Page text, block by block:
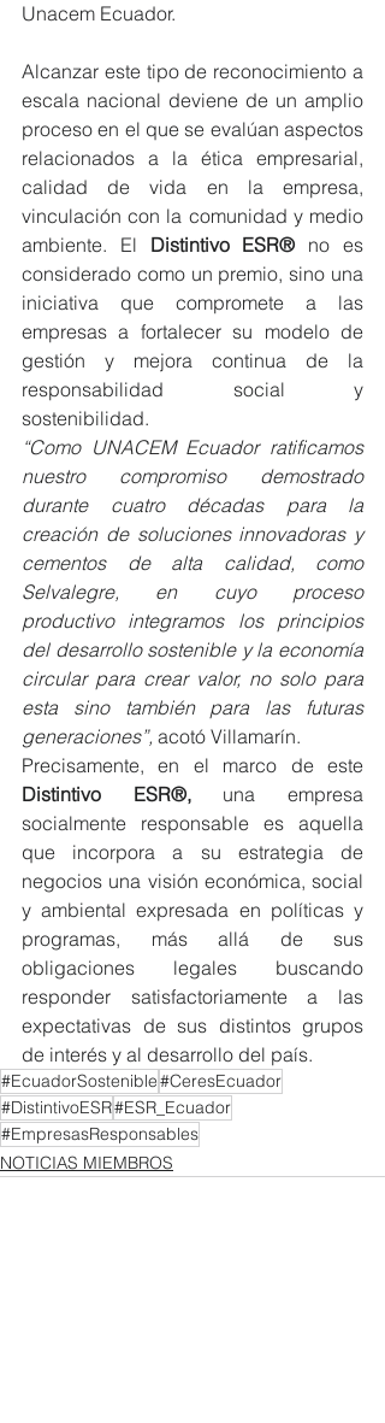
Unacem Ecuador.
Alcanzar este tipo de reconocimiento a
escala nacional deviene de un amplio
proceso en el que se evalúan aspectos
relacionados a la ética empresarial,
calidad de vida en la empresa,
vinculación con la comunidad y medio
ambiente. El Distintivo ESR® no es
considerado como un premio, sino una
iniciativa que compromete a las
empresas a fortalecer su modelo de
gestión y mejora continua de la
responsabilidad social y
sostenibilidad.
“Como UNACEM Ecuador ratificamos
nuestro compromiso demostrado
durante cuatro décadas para la
creación de soluciones innovadoras y
cementos de alta calidad, como
Selvalegre, en cuyo proceso
productivo integramos los principios
del desarrollo sostenible y la economía
circular para crear valor, no solo para
esta sino también para las futuras
generaciones”, acotó Villamarín.
Distintivo ESR®, una empresa
socialmente responsable es aquella
que incorpora a su estrategia de
negocios una visión económica, social
y ambiental expresada en políticas y
programas, más allá de sus
obligaciones legales buscando
responder satisfactoriamente a las
expectativas de sus distintos grupos
de interés y al desarrollo del país.
#EcuadorSostenible#CeresEcuador
#DistintivoESR#ESR_Ecuador
#EmpresasResponsables
NOTICIAS MIEMBROS